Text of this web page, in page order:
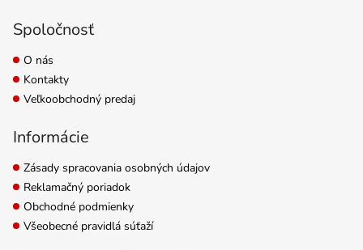
Spoločnosť
O nás
Kontakty
Veľkoobchodný predaj
Informácie
Zásady spracovania osobných údajov
Reklamačný poriadok
Obchodné podmienky
Všeobecné pravidlá súťaží